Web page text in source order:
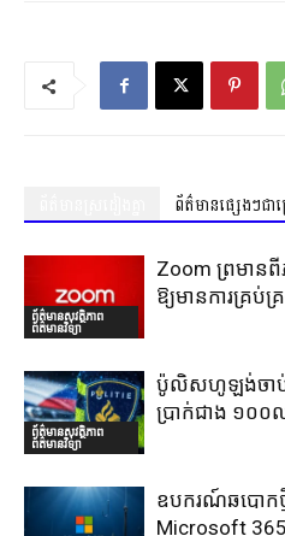
ព័ត៌មានផ្សេងៗជា
ព័ត៌មានសុវត្ថិភាព
ព័ត៌មានវិទ្យា
Zoom ព្រមាន
ឱ្យមានការគ្រ
ព័ត៌មានសុវត្ថិភាព
ព័ត៌មានវិទ្យា
ប៉ូលិសហូឡង់ចាប់
ប្រាក់ជាង ១០០
ឧបករណ៍ឆបោក
Microsoft